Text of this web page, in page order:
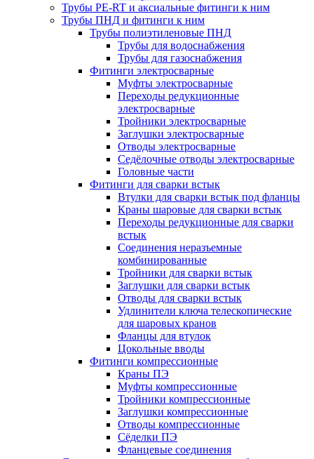
Трубы PE-RT и аксиальные фитинги к ним
Трубы ПНД и фитинги к ним
Трубы полиэтиленовые ПНД
Трубы для водоснабжения
Трубы для газоснабжения
Фитинги электросварные
Муфты электросварные
Переходы редукционные
электросварные
Тройники электросварные
Заглушки электросварные
Отводы электросварные
Седёлочные отводы электросварные
Головные части
Фитинги для сварки встык
Втулки для сварки встык под фланцы
Краны шаровые для сварки встык
Переходы редукционные для сварки
встык
Соединения неразъемные
комбинированные
Тройники для сварки встык
Заглушки для сварки встык
Отводы для сварки встык
Удлинители ключа телескопические
для шаровых кранов
Фланцы для втулок
Цокольные вводы
Фитинги компрессионные
Краны ПЭ
Муфты компрессионные
Тройники компрессионные
Заглушки компрессионные
Отводы компрессионные
Сёделки ПЭ
Фланцевые соединения